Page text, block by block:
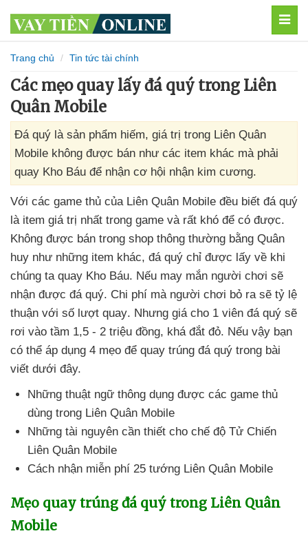
Trang chủ Tin tức tài chính
Các mẹo quay lấy đá quý trong Liên
Quân Mobile
Đá quý là sản phẩm hiếm, giá trị trong Liên Quân
Mobile không được bán như các item khác mà phải
quay Kho Báu để nhận cơ hội nhận kim cương.
Với các game thủ của Liên Quân Mobile đều biết đá quý
là item giá trị nhất trong game và rất khó để có được.
Không được bán trong shop thông thường bằng Quân
huy như những item khác, đá quý chỉ được lấy về khi
chúng ta quay Kho Báu. Nếu may mắn người chơi sẽ
nhận được đá quý. Chi phí mà người chơi bỏ ra sẽ tỷ lệ
thuận với số lượt quay. Nhưng giá cho 1 viên đá quý sẽ
rơi vào tầm 1,5 - 2 triệu đồng, khá đắt đỏ. Nếu vậy bạn
có thể áp dụng 4 mẹo để quay trúng đá quý trong bài
viết dưới đây.
Những thuật ngữ thông dụng được các game thủ
dùng trong Liên Quân Mobile
Những tài nguyên cần thiết cho chế độ Tử Chiến
Liên Quân Mobile
Cách nhận miễn phí 25 tướng Liên Quân Mobile
Mẹo quay trúng đá quý trong Liên Quân
Mobile